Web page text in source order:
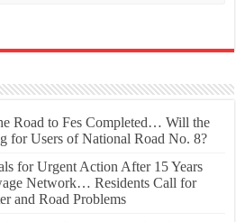
Road to Fes Completed… Will the
for Users of National Road No. 8?
for Urgent Action After 15 Years
Network… Residents Call for
and Road Problems